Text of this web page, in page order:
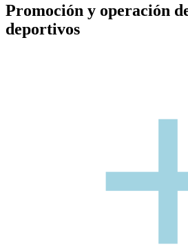
Promoción y operación
deportivos